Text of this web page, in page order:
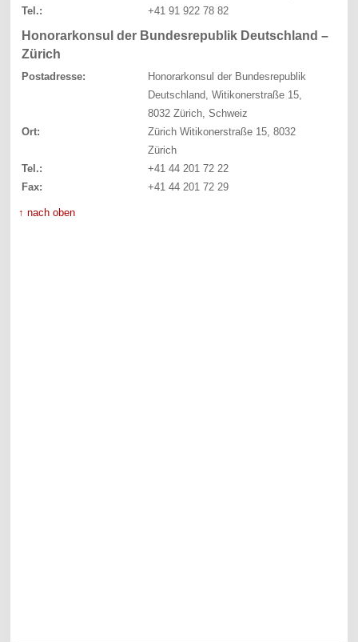
Tel.:
+41 91 922 78 82
Honorarkonsul der Bundesrepublik Deutschland –
Zürich
Postadresse:
Honorarkonsul der Bundesrepublik
Deutschland, Witikonerstraße 15,
8032 Zürich, Schweiz
Ort:
Zürich Witikonerstraße 15, 8032
Zürich
Tel.:
+41 44 201 72 22
Fax:
+41 44 201 72 29
↑ nach oben